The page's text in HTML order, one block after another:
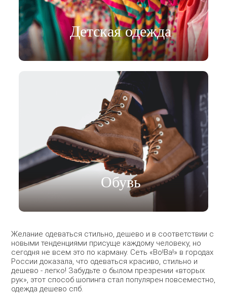
Детская одежда
Обувь
Желание одеваться стильно, дешево и в соответствии с
новыми тенденциями присуще каждому человеку, но
сегодня не всем это по карману. Сеть «Во!Ва!» в городах
России доказала, что одеваться красиво, стильно и
дешево - легко! Забудьте о былом презрении «вторых
рук», этот способ шопинга стал популярен повсеместно,
одежда дешево спб.